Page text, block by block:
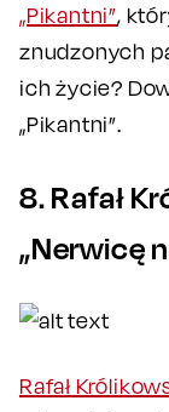
„Pikantni”,
znudzonych
ich życie?
„Pikantni”.
8. Rafał
„Nerwicę
Rafał